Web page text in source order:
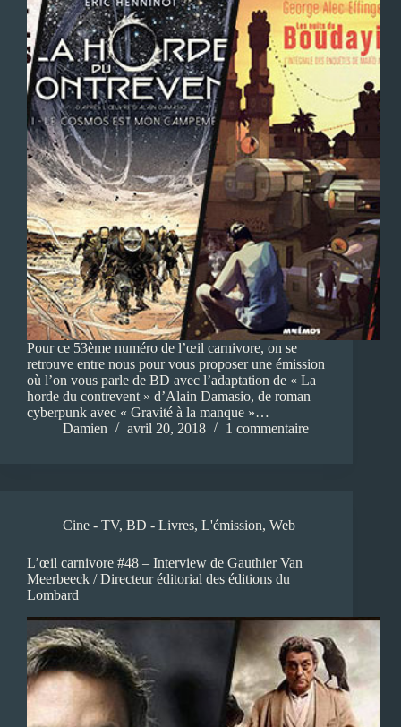
Pour ce 53ème numéro de l’œil carnivore, on se
retrouve entre nous pour vous proposer une émission
où l’on vous parle de BD avec l’adaptation de « La
horde du contrevent » d’Alain Damasio, de roman
cyberpunk avec « Gravité à la manque »…
Damien
avril 20, 2018 1 commentaire
Cine - TV, BD - Livres, L'émission, Web
L’œil carnivore #48 – Interview de Gauthier Van
Meerbeeck / Directeur éditorial des éditions du
Lombard